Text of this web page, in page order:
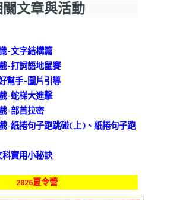
關文章與活動
-文字結構篇
-打詞語地鼠賽
幫手-圖片引導
-蛇梯大進擊
-部首拉密
-紙捲句子跑跳碰(上)、紙捲句子跑
科實用小秘訣
2026夏令營